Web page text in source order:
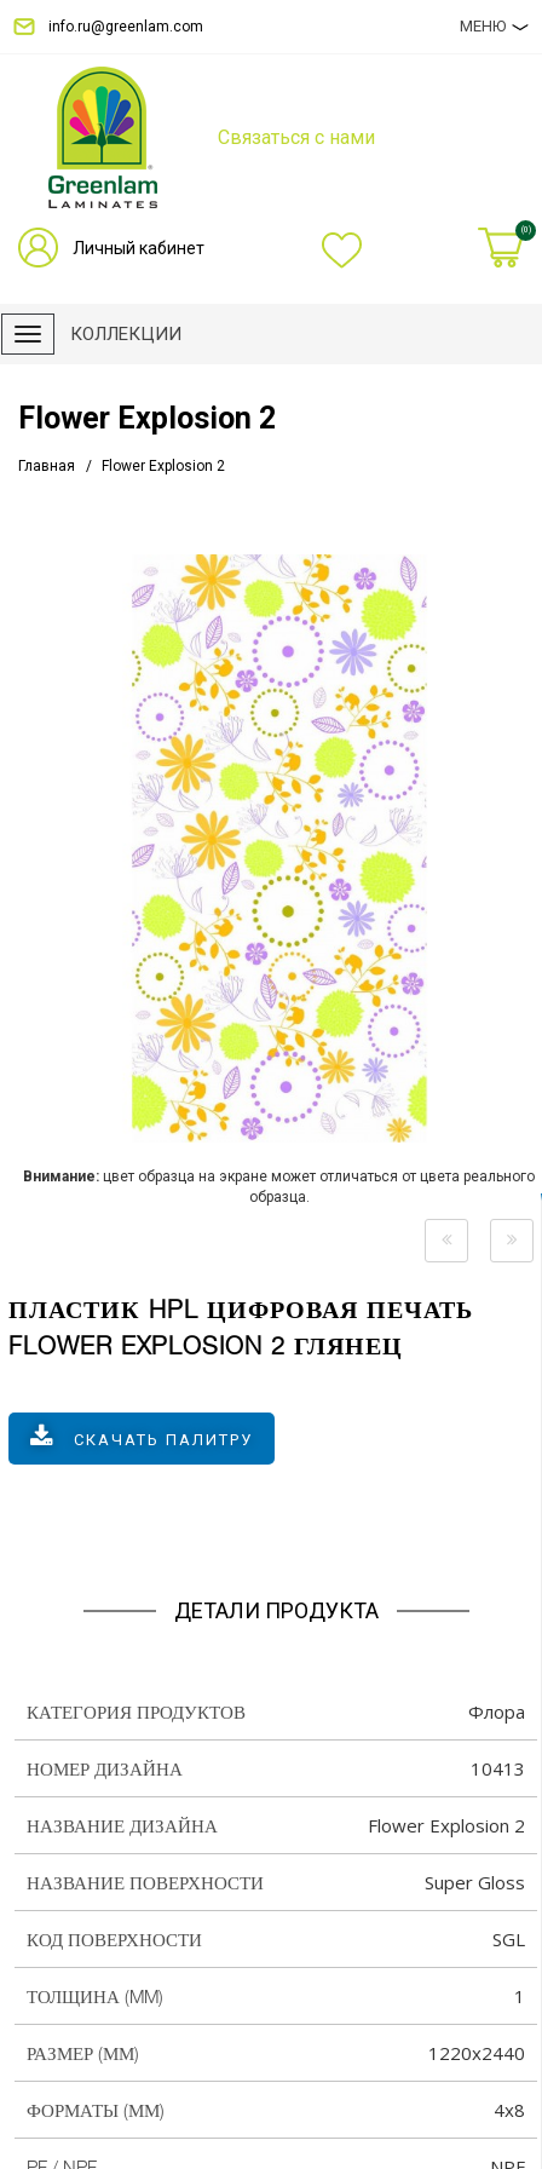
info.ru@greenlam.com МЕНЮ
Связаться с нами
Личный кабинет
(0)
КОЛЛЕКЦИИ
Flower Explosion 2
Главная Flower Explosion 2
Внимание: цвет образца на экране может отличаться от цвета реального
образца.
ПЛАСТИК HPL ЦИФРОВАЯ ПЕЧАТЬ
FLOWER EXPLOSION 2 ГЛЯНЕЦ
СКАЧАТЬ ПАЛИТРУ
ДЕТАЛИ ПРОДУКТА
КАТЕГОРИЯ ПРОДУКТОВ Флора
НОМЕР ДИЗАЙНА 10413
НАЗВАНИЕ ДИЗАЙНА Flower Explosion 2
НАЗВАНИЕ ПОВЕРХНОСТИ Super Gloss
КОД ПОВЕРХНОСТИ SGL
ТОЛЩИНА (MM) 1
РАЗМЕР (ММ) 1220x2440
ФОРМАТЫ (ММ) 4x8